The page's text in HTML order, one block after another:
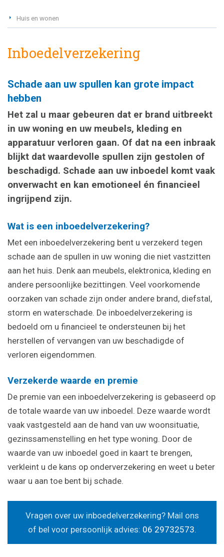
Huis en wonen
Inboedelverzekering
Schade aan uw spullen kan grote impact
hebben
Het zal u maar gebeuren dat er brand uitbreekt
in uw woning en uw meubels, kleding en
apparatuur verloren gaan. Of dat na een inbraak
blijkt dat waardevolle spullen zijn gestolen of
beschadigd. Schade aan uw inboedel komt vaak
onverwacht en kan emotioneel én financieel
ingrijpend zijn.
Wat is een inboedelverzekering?
Met een inboedelverzekering bent u verzekerd tegen
schade aan de spullen in uw woning die niet vastzitten
aan het huis. Denk aan meubels, elektronica, kleding en
andere persoonlijke bezittingen. Veel voorkomende
oorzaken van schade zijn onder andere brand, diefstal,
storm en waterschade. De inboedelverzekering is
bedoeld om u financieel te ondersteunen bij het
herstellen of vervangen van uw beschadigde of
verloren eigendommen.
Verzekerde waarde en premie
De premie van een inboedelverzekering is gebaseerd op
de totale waarde van uw inboedel. Deze waarde wordt
vaak vastgesteld aan de hand van uw woonsituatie,
gezinssamenstelling en het type woning. Door de
waarde van uw inboedel goed in kaart te brengen,
verkleint u de kans op onderverzekering en weet u beter
waar u aan toe bent bij schade.
Vragen over uw inboedelverzekering? Mail ons
of bel voor persoonlijk advies: 06 29732573.